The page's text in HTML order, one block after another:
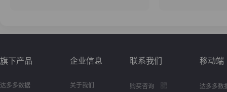
旗下产品
达多多数据
企业信息
关于我们
联系我们
购买咨询
移动端
达多多数